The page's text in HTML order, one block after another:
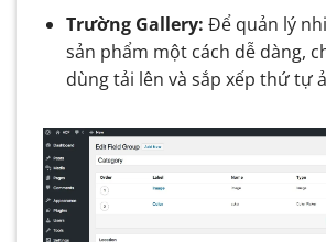
Trường Gallery: Để quản lý
sản phẩm một cách dễ dàng,
dùng tải lên và sắp xếp thứ tự